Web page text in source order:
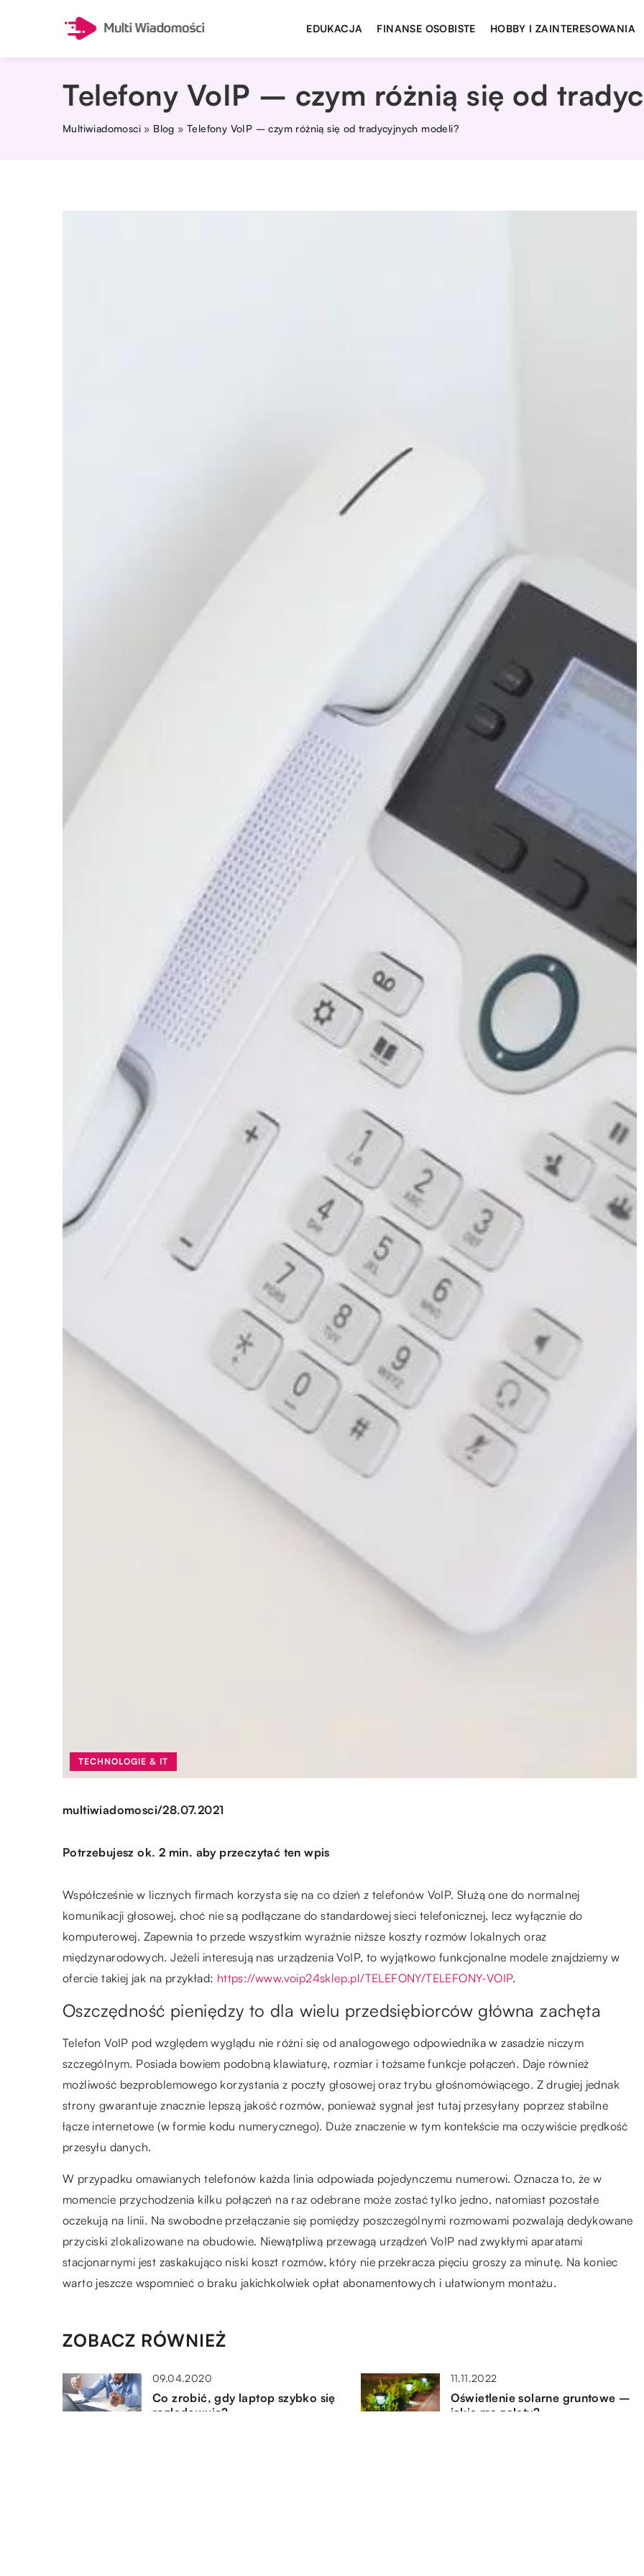
EDUKACJA FINANSE OSOBISTE HOBBY I ZAINTERESOWANIA
Telefony VoIP – czym różnią się od
Multiwiadomosci » Blog »Telefony VoIP – czym różnią się od tradycyjnych modeli?
TECHNOLOGIE & IT
multiwiadomosci/28.07.2021
Potrzebujesz ok. 2 min. aby przeczytać ten wpis
Współcześnie w licznych firmach korzysta się na co dzień z telefonów VoIP. Służą one do normalnej
komunikacji głosowej, choć nie są podłączane do standardowej sieci telefonicznej, lecz wyłącznie do
komputerowej. Zapewnia to przede wszystkim wyraźnie niższe koszty rozmów lokalnych oraz
międzynarodowych. Jeżeli interesują nas urządzenia VoIP, to wyjątkowo funkcjonalne modele znajdziemy w
ofercie takiej jak na przykład: https://www.voip24sklep.pl/TELEFONY/TELEFONY-VOIP.
Oszczędność pieniędzy to dla wielu przedsiębiorców główna zachęta
Telefon VoIP pod względem wyglądu nie różni się od analogowego odpowiednika w zasadzie niczym
szczególnym. Posiada bowiem podobną klawiaturę, rozmiar i tożsame funkcje połączeń. Daje również
możliwość bezproblemowego korzystania z poczty głosowej oraz trybu głośnomówiącego. Z drugiej jednak
strony gwarantuje znacznie lepszą jakość rozmów, ponieważ sygnał jest tutaj przesyłany poprzez stabilne
łącze internetowe (w formie kodu numerycznego). Duże znaczenie w tym kontekście ma oczywiście prędkość
przesyłu danych.
W przypadku omawianych telefonów każda linia odpowiada pojedynczemu numerowi. Oznacza to, że w
momencie przychodzenia kilku połączeń na raz odebrane może zostać tylko jedno, natomiast pozostałe
oczekują na linii. Na swobodne przełączanie się pomiędzy poszczególnymi rozmowami pozwalają dedykowane
przyciski zlokalizowane na obudowie. Niewątpliwą przewagą urządzeń VoIP nad zwykłymi aparatami
stacjonarnymi jest zaskakująco niski koszt rozmów, który nie przekracza pięciu groszy za minutę. Na koniec
warto jeszcze wspomnieć o braku jakichkolwiek opłat abonamentowych i ułatwionym montażu.
ZOBACZ RÓWNIEŻ
09.04.2020
Co zrobić, gdy laptop szybko się
rozładowuje?
11.11.2022
Oświetlenie solarne gruntowe –
jakie ma zalety?